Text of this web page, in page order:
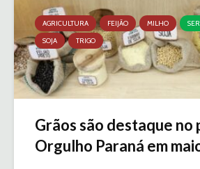
AGRICULTURA FEIJÃO MILHO
SOJA
TRIGO
Grãos são destaque
Orgulho Paraná em